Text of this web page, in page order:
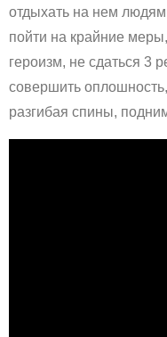
отдыхать на нем
пойти на крайние
героизм, не сдаться 3
совершить
разгибая спины,